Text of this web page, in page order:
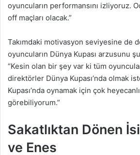
oyuncuların performansını izliyoruz.
off maçları olacak.”
Takımdaki motivasyon seviyesine de
oyuncuların Dünya Kupası arzusunu
“Kesin olan bir şey var ki tüm
direktörler Dünya Kupası’nda olmak
Kupası’nda oynamak için çok
görebiliyorum.”
Sakatlıktan Dönen
ve Enes